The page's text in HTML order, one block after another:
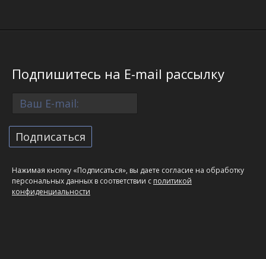
Подпишитесь на E-mail рассылку
Нажимая кнопку «Подписаться», вы даете согласие на обработку
персональных данных в соответствии с политикой
конфиденциальности